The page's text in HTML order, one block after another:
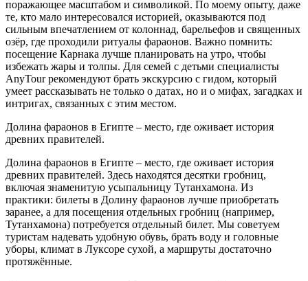
поражающее масштабом и символикой. По моему опыту, даже
те, кто мало интересовался историей, оказываются под
сильным впечатлением от колоннад, барельефов и священных
озёр, где проходили ритуалы фараонов. Важно помнить:
посещение Карнака лучше планировать на утро, чтобы
избежать жары и толпы. Для семей с детьми специалисты
AnyTour рекомендуют брать экскурсию с гидом, который
умеет рассказывать не только о датах, но и о мифах, загадках и
интригах, связанных с этим местом.
Долина фараонов в Египте – место, где оживает история
древних правителей.
Долина фараонов в Египте – место, где оживает история
древних правителей. Здесь находятся десятки гробниц,
включая знаменитую усыпальницу Тутанхамона. Из
практики: билеты в Долину фараонов лучше приобретать
заранее, а для посещения отдельных гробниц (например,
Тутанхамона) потребуется отдельный билет. Мы советуем
туристам надевать удобную обувь, брать воду и головные
уборы, климат в Луксоре сухой, а маршруты достаточно
протяжённые.